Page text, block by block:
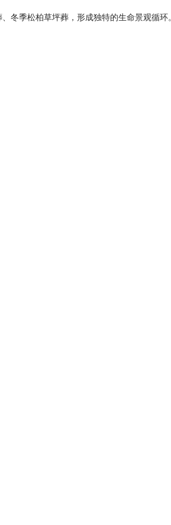
冬季松柏草坪葬，形成独特的生命景观循环。